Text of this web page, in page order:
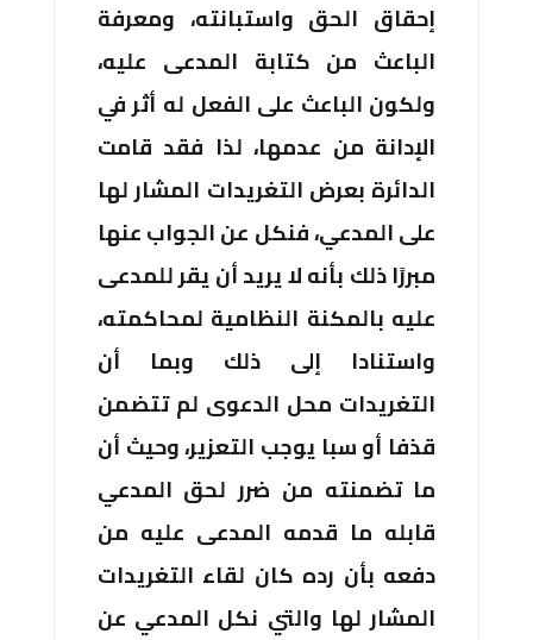
إحقاق الحق واستبانته، ومعرفة
الباعث من كتابة المدعى عليه،
ولكون الباعث على الفعل له أثر في
الإدانة من عدمها، لذا فقد قامت
الدائرة بعرض التغريدات المشار لها
على المدعي، فنكل عن الجواب عنها
مبررًا ذلك بأنه لا يريد أن يقر للمدعى
عليه بالمكنة النظامية لمحاكمته،
واستنادا إلى ذلك وبما أن
التغريدات محل الدعوى لم تتضمن
قذفا أو سبا يوجب التعزير، وحيث أن
ما تضمنته من ضرر لحق المدعي
قابله ما قدمه المدعى عليه من
دفعه بأن رده كان لقاء التغريدات
المشار لها والتي نكل المدعي عن